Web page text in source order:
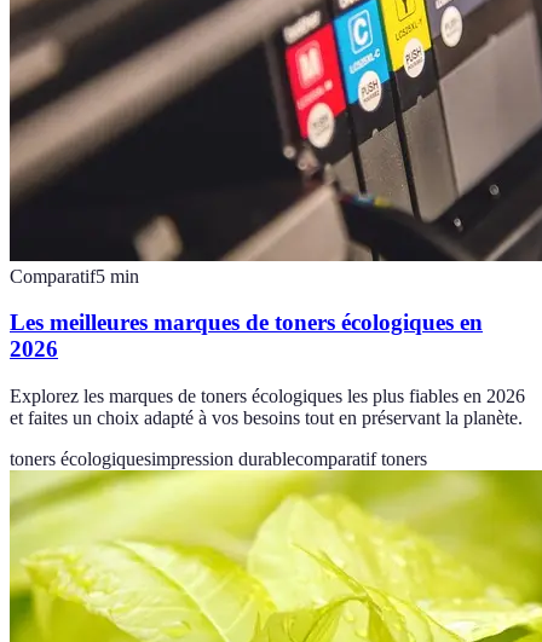
Comparatif5 min
Les meilleures marques de toners écologiques en
2026
Explorez les marques de toners écologiques les plus fiables en 2026
et faites un choix adapté à vos besoins tout en préservant la planète.
toners écologiquesimpression durablecomparatif toners